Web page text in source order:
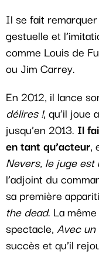
Il se fait
gestuelle et
comme Louis de
ou Jim Carrey.
En 2012, il lance
délires !, qu’il joue
jusqu’en 2013. Il
en tant qu’acteur,
Nevers, le juge est
l’adjoint du
sa première
the dead. La
spectacle, Avec
succès et qu’il